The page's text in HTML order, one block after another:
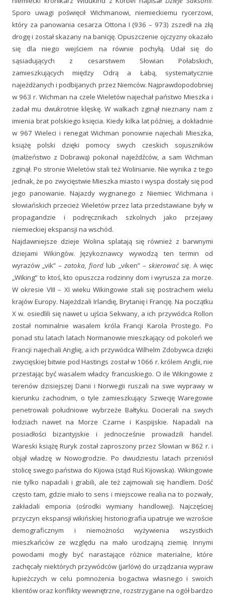
Sporo uwagi poświęcił Wichmanowi, niemieckiemu rycerzowi,
który za panowania cesarza Ottona I (936 – 973) zszedł na złą
drogę i został skazany na banicję. Opuszczenie ojczyzny okazało
się dla niego wejściem na równie pochyłą. Udał się do
sąsiadujących z cesarstwem Słowian Połabskich,
zamieszkujących między Odrą a Łabą, systematycznie
najeżdżanych i podbijanych przez Niemców. Najprawdopodobniej
w 963 r. Wichman na czele Wieletów najechał państwo Mieszka i
zadał mu dwukrotnie klęskę. W walkach zginął nieznany nam z
imienia brat polskiego księcia. Kiedy kilka lat później, a dokładnie
w 967 Wieleci i renegat Wichman ponownie najechali Mieszka,
książę polski dzięki pomocy swych czeskich sojuszników
(małżeństwo z Dobrawą) pokonał najeźdźców, a sam Wichman
zginął. Po stronie Wieletów stali też Wolinianie. Nie wynika z tego
jednak, że po zwycięstwie Mieszka miasto i wyspa dostały się pod
jego panowanie. Najazdy wygnanego z Niemiec Wichmana i
słowiańskich przecież Wieletów przez lata przedstawiane były w
propagandzie i podręcznikach szkolnych jako przejawy
niemieckiej ekspansji na wschód.
Najdawniejsze dzieje Wolina splatają się również z barwnymi
dziejami Wikingów. Językoznawcy wywodzą ten termin od
wyrazów „vik” –zatoka, fiord lub „viken” – skierować się. A więc
„Wiking” to ktoś, kto opuszcza rodzinny dom i wyrusza za morze.
W okresie VIII – XI wieku Wikingowie stali się postrachem wielu
krajów Europy. Najeżdzali Irlandię, Brytanię i Francję. Na początku
X w. osiedlili się nawet u ujścia Sekwany, a ich przywódca Rollon
został nominalnie wasalem króla Francji Karola Prostego. Po
ponad stu latach latach Normanowie mieszkający od pokoleń we
Francji najechali Anglię, a ich przywódca Wilhelm Zdobywca dzięki
zwycięskiej bitwie pod Hastings został w 1066 r. królem Anglii, nie
przestając być wasalem władcy francuskiego. O ile Wikingowie z
terenów dzisiejszej Danii i Norwegii ruszali na swe wyprawy w
kierunku zachodnim, o tyle zamieszkujący Szwecję Waregowie
penetrowali południowe wybrzeże Bałtyku. Docierali na swych
łodziach nawet na Morze Czarne i Kaspijskie. Napadali na
posiadłości bizantyjskie i jednocześnie prowadzili handel.
Wareski książę Ruryk został zaproszony przez Słowian w 862 r. i
objął władzę w Nowogrodzie. Po dwudziestu latach przeniósł
stolicę swego państwa do Kijowa (stąd Ruś Kijowska). Wikingowie
nie tylko napadali i grabili, ale też zajmowali się handlem. Dość
często tam, gdzie miało to sens i miejscowe realia na to pozwały,
zakładali emporia (ośrodki wymiany handlowej). Najczęściej
przyczyn ekspansji wikińskiej historiografia upatruje we wzroście
demograficznym i niemożności wyżywienia wszystkich
mieszkańców ze względu na mało urodzajną ziemię. Innymi
powodami mogły być narastające różnice materialne, które
zachęcały niektórych przywódców (jarlów) do urządzania wypraw
łupieżczych w celu pomnożenia bogactwa własnego i swoich
klientów oraz konflikty wewnętrzne, rozstrzygane na ogół bardzo